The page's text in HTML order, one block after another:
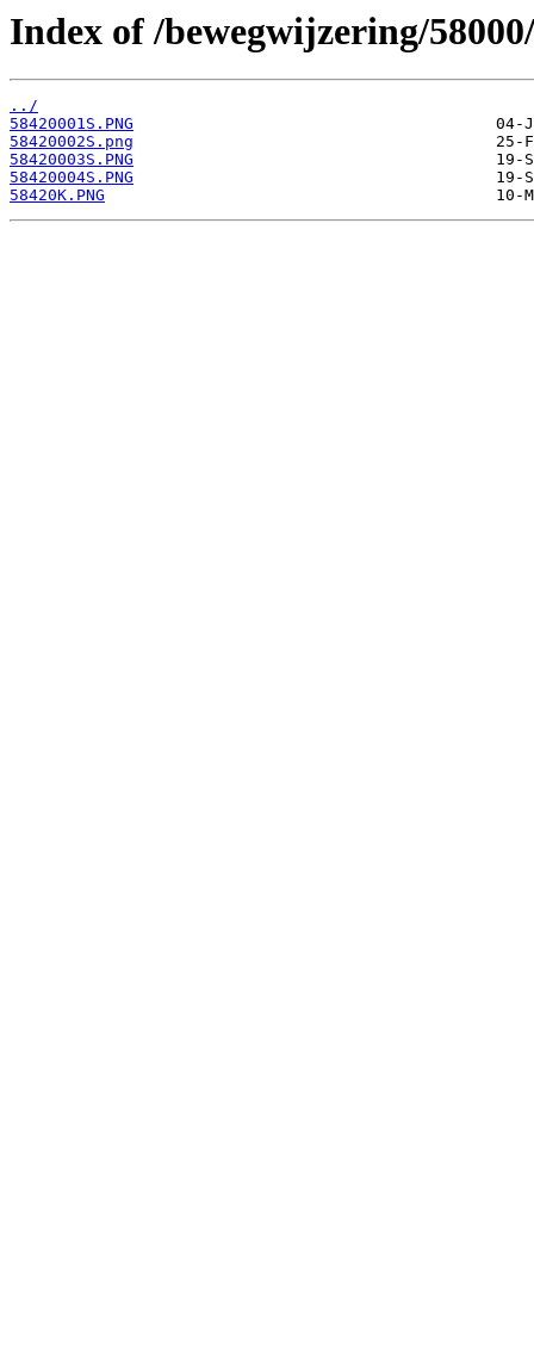
Index of /bewegwijzering/
../
58420001S.PNG
58420002S.png
58420003S.PNG
58420004S.PNG
58420K.PNG